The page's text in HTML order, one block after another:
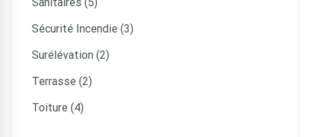
Sécurité Incendie (3)
Surélévation (2)
Terrasse (2)
Toiture (4)